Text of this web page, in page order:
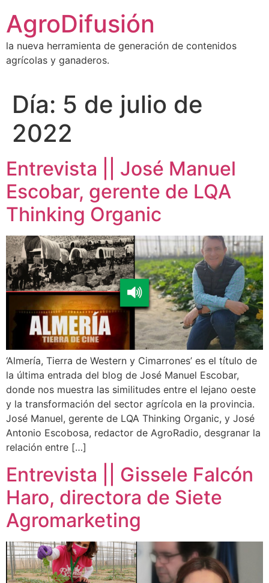
contenido
AgroDifusión
la nueva herramienta de generación de contenidos
agrícolas y ganaderos.
Día: 5 de julio de
2022
Entrevista || José Manuel
Escobar, gerente de LQA
Thinking Organic
‘Almería, Tierra de Western y Cimarrones’ es el título de
la última entrada del blog de José Manuel Escobar,
donde nos muestra las similitudes entre el lejano oeste
y la transformación del sector agrícola en la provincia.
José Manuel, gerente de LQA Thinking Organic, y José
Antonio Escobosa, redactor de AgroRadio, desgranar la
relación entre […]
Entrevista || Gissele Falcón
Haro, directora de Siete
Agromarketing